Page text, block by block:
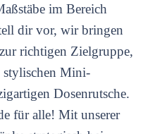
im Bereich
dir vor, wir bringen
richtigen Zielgruppe,
stylischen Mini-
Dosenrutsche.
für alle! Mit unserer